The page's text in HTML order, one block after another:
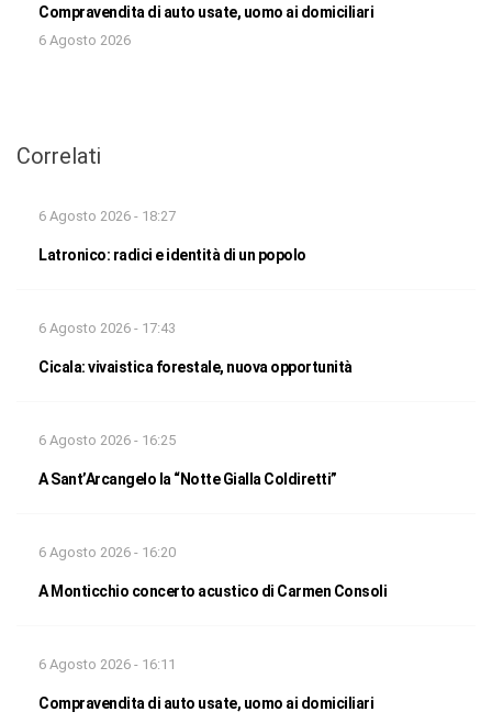
Compravendita di auto usate, uomo ai domiciliari
6 Agosto 2026
Correlati
6 Agosto 2026 - 18:27
Latronico: radici e identità di un popolo
6 Agosto 2026 - 17:43
Cicala: vivaistica forestale, nuova opportunità
6 Agosto 2026 - 16:25
A Sant’Arcangelo la “Notte Gialla Coldiretti”
6 Agosto 2026 - 16:20
A Monticchio concerto acustico di Carmen Consoli
6 Agosto 2026 - 16:11
Compravendita di auto usate, uomo ai domiciliari